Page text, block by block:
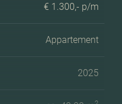
€ 1.300,- p/m
Appartement
2025